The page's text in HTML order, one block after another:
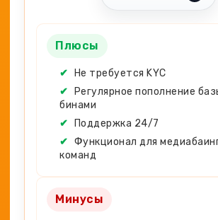
Плюсы
✔
Не требуется KYC
✔
Регулярное пополнение
бинами
✔
Поддержка 24/7
✔ Функционал для
команд
Минусы